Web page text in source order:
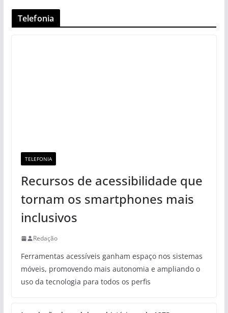
Telefonia
TELEFONIA
Recursos de acessibilidade que
tornam os smartphones mais
inclusivos
Redação
Ferramentas acessíveis ganham espaço nos sistemas
móveis, promovendo mais autonomia e ampliando o
uso da tecnologia para todos os perfis